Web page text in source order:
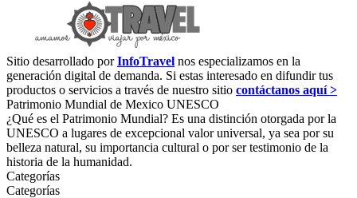
Sitio desarrollado porInfoTravel nos especializamos en la
generación digital de demanda. Si estas interesado en difundir tus
productos o servicios a través de nuestro sitio contáctanos aquí >
Patrimonio Mundial de Mexico UNESCO
¿Qué es el Patrimonio Mundial? Es una distinción otorgada por la
UNESCO a lugares de excepcional valor universal, ya sea por su
belleza natural, su importancia cultural o por ser testimonio de la
historia de la humanidad.
Categorías
Categorías